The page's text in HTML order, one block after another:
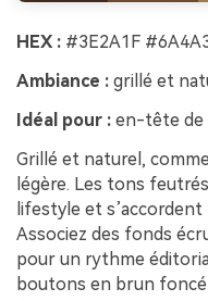
HEX : #3E2A1F
Ambiance : grillé et
Idéal pour : en-tête de
Grillé et naturel,
légère. Les tons
lifestyle et
Associez des fonds
pour un rythme
boutons en brun